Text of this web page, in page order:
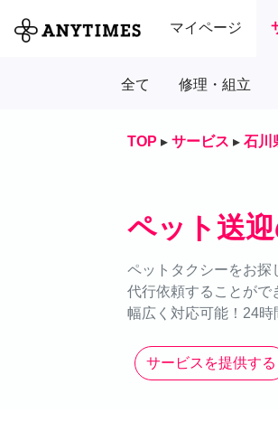
マイページ
全て 修理・組立
TOP ▸ サービス ▸ 石川
ペット送
ペットタクシーをお探
代行依頼することがで
幅広く対応可能！24時
サービスを提供する